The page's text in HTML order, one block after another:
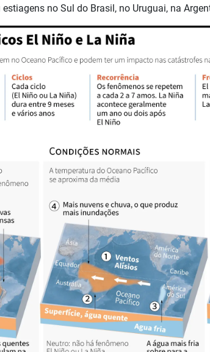
no Sul do Brasil, no Uruguai, na